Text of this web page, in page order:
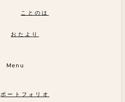
ことのは
おたより
Menu
ポートフォリオ